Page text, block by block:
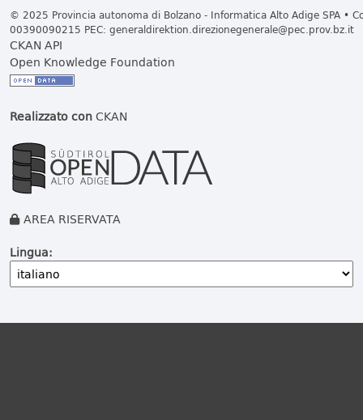
© 2025 Provincia autonoma di Bolzano - Informatica Alto Adige SPA •
00390090215 PEC: generaldirektion.direzionegenerale@pec.prov.bz.it
CKAN API
Open Knowledge Foundation
Realizzato conCKAN
AREA RISERVATA
Lingua